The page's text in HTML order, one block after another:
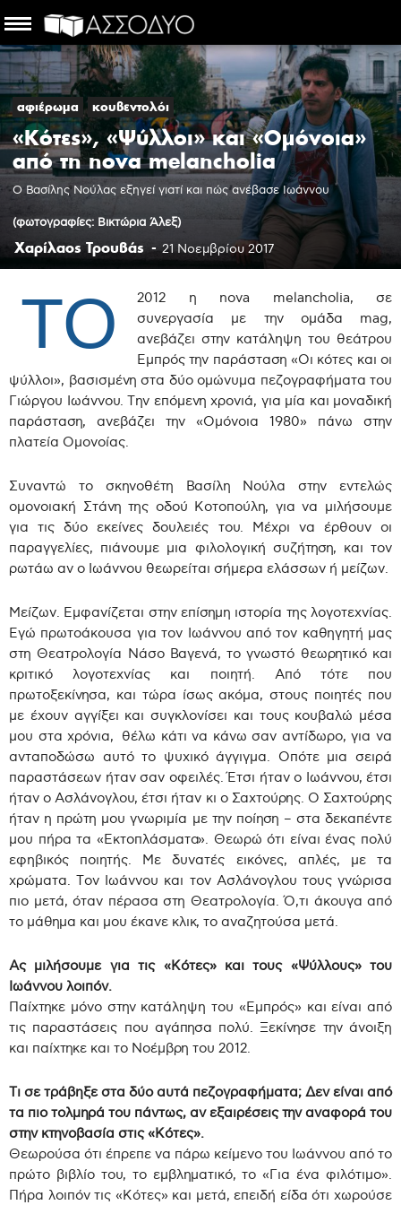
αφιέρωμα κουβεντολόι
«Κότες», «Ψύλλοι» και «Ομόνοια»
από τη nova melancholia
Ο Βασίλης Νούλας εξηγεί γιατί και πώς ανέβασε Ιωάννου
(φωτογραφίες: Βικτώρια Άλεξ)
Χαρίλαος Τρουβάς - 21 Νοεμβρίου 2017
ΤΟ
2012 η nova melancholia, σε
συνεργασία με την ομάδα mag,
ανεβάζει στην κατάληψη του θεάτρου
Εμπρός την παράσταση «Οι κότες και οι
ψύλλοι», βασισμένη στα δύο ομώνυμα πεζογραφήματα του
Γιώργου Ιωάννου. Την επόμενη χρονιά, για μία και μοναδική
παράσταση, ανεβάζει την «Ομόνοια 1980» πάνω στην
πλατεία Ομονοίας.
Συναντώ το σκηνοθέτη Βασίλη Νούλα στην εντελώς
ομονοιακή Στάνη της οδού Κοτοπούλη, για να μιλήσουμε
για τις δύο εκείνες δουλειές του. Μέχρι να έρθουν οι
παραγγελίες, πιάνουμε μια φιλολογική συζήτηση, και τον
ρωτάω αν ο Ιωάννου θεωρείται σήμερα ελάσσων ή μείζων.
Μείζων. Εμφανίζεται στην επίσημη ιστορία της λογοτεχνίας.
Εγώ πρωτοάκουσα για τον Ιωάννου από τον καθηγητή μας
στη Θεατρολογία Νάσο Βαγενά, το γνωστό θεωρητικό και
κριτικό λογοτεχνίας και ποιητή. Από τότε που
πρωτοξεκίνησα, και τώρα ίσως ακόμα, στους ποιητές που
με έχουν αγγίξει και συγκλονίσει και τους κουβαλώ μέσα
μου στα χρόνια, θέλω κάτι να κάνω σαν αντίδωρο, για να
ανταποδώσω αυτό το ψυχικό άγγιγμα. Οπότε μια σειρά
παραστάσεων ήταν σαν οφειλές. Έτσι ήταν ο Ιωάννου, έτσι
ήταν ο Ασλάνογλου, έτσι ήταν κι ο Σαχτούρης. Ο Σαχτούρης
ήταν η πρώτη μου γνωριμία με την ποίηση – στα δεκαπέντε
μου πήρα τα «Εκτοπλάσματα». Θεωρώ ότι είναι ένας πολύ
εφηβικός ποιητής. Με δυνατές εικόνες, απλές, με τα
χρώματα. Τον Ιωάννου και τον Ασλάνογλου τους γνώρισα
πιο μετά, όταν πέρασα στη Θεατρολογία. Ό,τι άκουγα από
το μάθημα και μου έκανε κλικ, το αναζητούσα μετά.
Ας μιλήσουμε για τις «Κότες» και τους «Ψύλλους» του
Ιωάννου λοιπόν.
Παίχτηκε μόνο στην κατάληψη του «Εμπρός» και είναι από
τις παραστάσεις που αγάπησα πολύ. Ξεκίνησε την άνοιξη
και παίχτηκε και το Νοέμβρη του 2012.
Τι σε τράβηξε στα δύο αυτά πεζογραφήματα; Δεν είναι από
τα πιο τολμηρά του πάντως, αν εξαιρέσεις την αναφορά του
στην κτηνοβασία στις «Κότες».
Θεωρούσα ότι έπρεπε να πάρω κείμενο του Ιωάννου από το
πρώτο βιβλίο του, το εμβληματικό, το «Για ένα φιλότιμο».
Πήρα λοιπόν τις «Κότες» και μετά, επειδή είδα ότι χωρούσε